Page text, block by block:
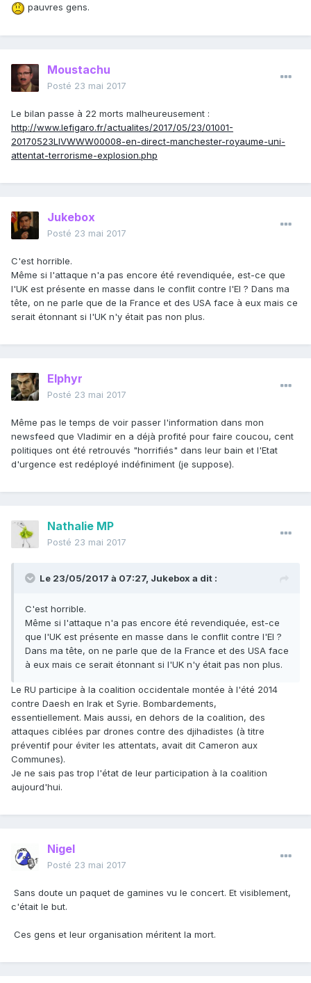
pauvres gens.
Moustachu
Posté 23 mai 2017
Le bilan passe à 22 morts malheureusement :
http://www.lefigaro.fr/actualites/2017/05/23/01001-
20170523LIVWWW00008-en-direct-manchester-royaume-uni-
attentat-terrorisme-explosion.php
Jukebox
Posté 23 mai 2017
C'est horrible.
Même si l'attaque n'a pas encore été revendiquée, est-ce que
l'UK est présente en masse dans le conflit contre l'EI ? Dans ma
tête, on ne parle que de la France et des USA face à eux mais ce
serait étonnant si l'UK n'y était pas non plus.
Elphyr
Posté 23 mai 2017
Même pas le temps de voir passer l'information dans mon
newsfeed que Vladimir en a déjà profité pour faire coucou, cent
politiques ont été retrouvés "horrifiés" dans leur bain et l'Etat
d'urgence est redéployé indéfiniment (je suppose).
Nathalie MP
Posté 23 mai 2017
Le 23/05/2017 à 07:27, Jukebox a dit :
C'est horrible.
Même si l'attaque n'a pas encore été revendiquée, est-ce
que l'UK est présente en masse dans le conflit contre l'EI ?
Dans ma tête, on ne parle que de la France et des USA face
à eux mais ce serait étonnant si l'UK n'y était pas non plus.
Le RU participe à la coalition occidentale montée à l'été 2014
contre Daesh en Irak et Syrie. Bombardements,
essentiellement. Mais aussi, en dehors de la coalition, des
attaques ciblées par drones contre des djihadistes (à titre
préventif pour éviter les attentats, avait dit Cameron aux
Communes).
Je ne sais pas trop l'état de leur participation à la coalition
aujourd'hui.
Nigel
Posté 23 mai 2017
Sans doute un paquet de gamines vu le concert. Et visiblement,
c'était le but.
Ces gens et leur organisation méritent la mort.